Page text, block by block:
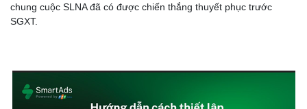
chung cuộc SLNA đã có được chiến thắng thuyết phục trước
SGXT.